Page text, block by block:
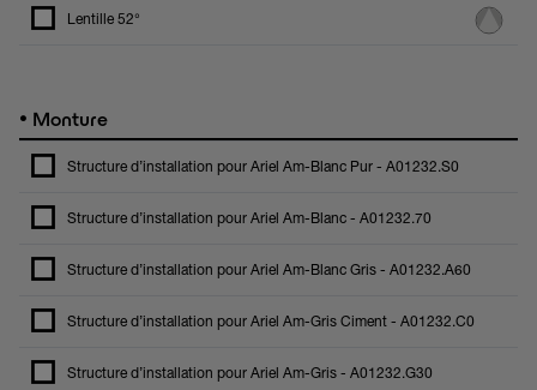
Lentille 52°
• Monture
Structure d’installation pour Ariel Am-Blanc Pur - A01232.S0
Structure d’installation pour Ariel Am-Blanc - A01232.70
Structure d’installation pour Ariel Am-Blanc Gris - A01232.A60
Structure d’installation pour Ariel Am-Gris Ciment - A01232.C0
Structure d’installation pour Ariel Am-Gris - A01232.G30